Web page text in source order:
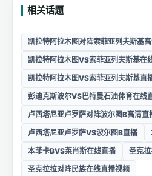
相关话题
凯拉特阿拉木图对阵索菲亚列夫斯基
凯拉特阿拉木图VS索菲亚列夫斯基在
凯拉特阿拉木图VS索菲亚列夫斯基直
彭迪克斯波尔VS巴特曼石油体育在线
卢西塔尼亚卢罗萨对阵波尔图B高清直
卢西塔尼亚卢罗萨VS波尔图B直播
本菲卡BVS莱肖斯在线直播
圣克
圣克拉拉对阵民族在线直播视频